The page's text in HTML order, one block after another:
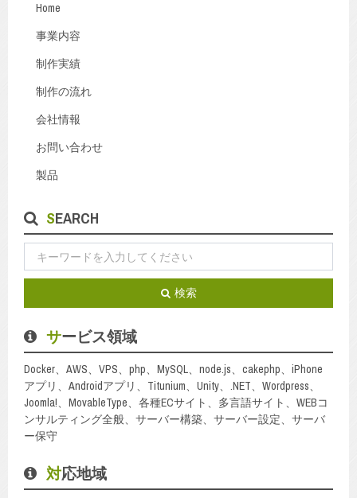
Home
事業内容
制作実績
制作の流れ
会社情報
お問い合わせ
製品
SEARCH
検索
サービス領域
Docker、AWS、VPS、php、MySQL、node.js、cakephp、iPhone
アプリ、Androidアプリ、Titunium、Unity、.NET、Wordpress、
Joomla!、MovableType、各種ECサイト、多言語サイト、WEBコ
ンサルティング全般、サーバー構築、サーバー設定、サーバ
ー保守
対応地域